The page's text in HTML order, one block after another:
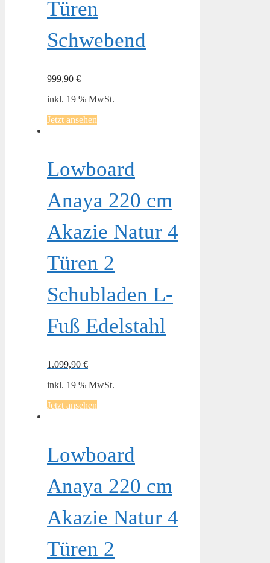
Türen
Schwebend
999,90 €
inkl. 19 % MwSt.
Jetzt ansehen
Lowboard
Anaya 220 cm
Akazie Natur 4
Türen 2
Schubladen L-
Fuß Edelstahl
1.099,90 €
inkl. 19 % MwSt.
Jetzt ansehen
Lowboard
Anaya 220 cm
Akazie Natur 4
Türen 2